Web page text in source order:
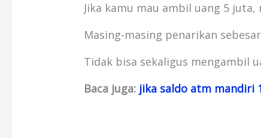
Jika kamu mau ambil uang 5
Masing-masing penarikan sebesar
Tidak bisa sekaligus mengambil
Baca juga: jika saldo atm mandiri